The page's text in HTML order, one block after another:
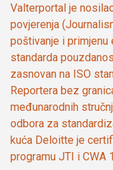
Valterportal je
povjerenja
poštivanje i primjenu
standarda
zasnovan na ISO
Reportera bez
međunarodnih
odbora za
kuća Deloitte je
programu JTI i CWA